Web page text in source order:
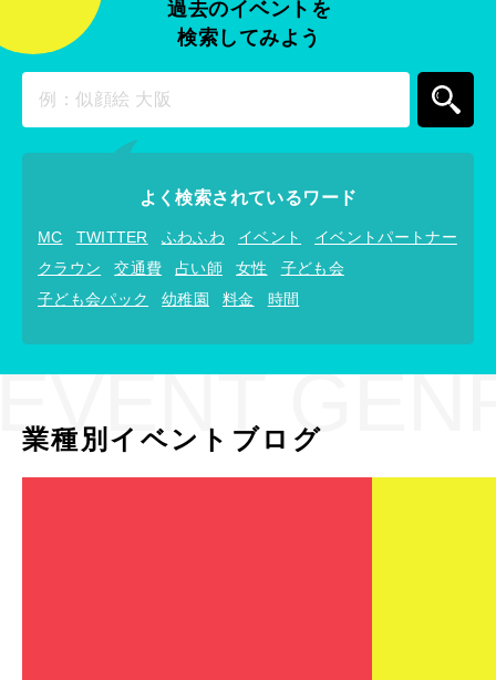
過去のイベントを
検索してみよう
よく検索されているワード
MC TWITTER ふわふわ イベント
イベントパートナー
クラウン
交通費 占い師 女性
子ども会
子ども会パック
幼稚園 料金 時間
業種別イベントブログ